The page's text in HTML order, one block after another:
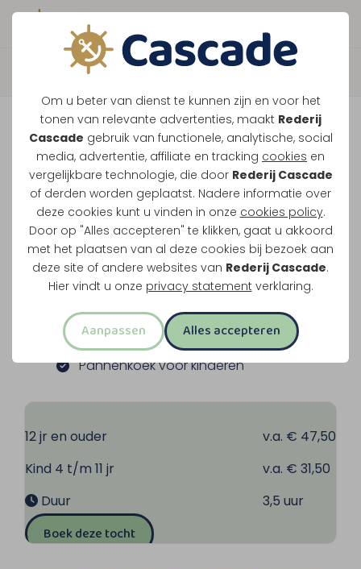
Om u beter van dienst te kunnen zijn en voor het
tonen van relevante advertenties, maakt Rederij
Cascade gebruik van functionele, analytische, social
media, advertentie, affiliate en tracking cookies en
vergelijkbare technologie, die door Rederij Cascade
of derden worden geplaatst. Nadere informatie over
deze cookies kunt u vinden in onze cookies policy.
Door op "Alles accepteren" te klikken, gaat u akkoord
met het plaatsen van al deze cookies bij bezoek aan
deze site of andere websites van Rederij Cascade.
Hier vindt u onze privacy statement verklaring.
Aanpassen Alles accepteren
Boek direct je vaart
Terug
Sluizentocht Package
Deal
Passeer sluis Heel, Roermond en Linne met lunch,
gebak of bittergarnituur en drankjes aan boord.
Ook de skyline van Roermond komt in beeld.
Lunch en drankjes inbegrepen
Drieënhalf uur uur varen
Door 3 sluizen met uitzicht op Roermond
Pannenkoek voor kinderen
12 jr en ouder
v.a. € 47,50
Kind 4 t/m 11 jr
v.a. € 31,50
Duur
3,5 uur
Boek deze tocht